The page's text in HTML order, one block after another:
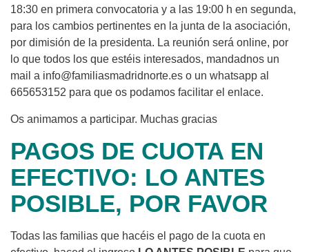
18:30 en primera convocatoria y a las 19:00 h en segunda,
para los cambios pertinentes en la junta de la asociación,
por dimisión de la presidenta. La reunión será online, por
lo que todos los que estéis interesados, mandadnos un
mail a info@familiasmadridnorte.es o un whatsapp al
665653152 para que os podamos facilitar el enlace.
Os animamos a participar. Muchas gracias
PAGOS DE CUOTA EN
EFECTIVO: LO ANTES
POSIBLE, POR FAVOR
Todas las familias que hacéis el pago de la cuota en